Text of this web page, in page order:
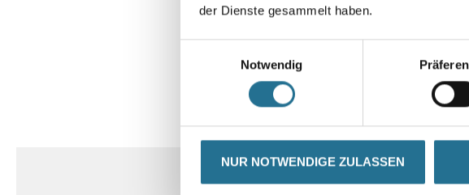
der Dienste gesammelt haben.
Notwendig
NUR NOTWENDIGE ZULASSEN
CURRENT
TAB:
PRODUKTEIGENSCHAFTEN